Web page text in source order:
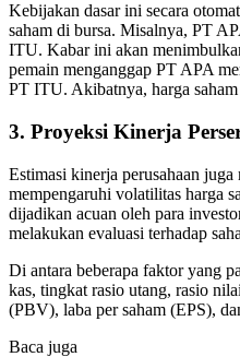
Kebijakan dasar ini secara
saham di bursa. Misalnya, PT
ITU. Kabar ini akan
pemain menganggap PT APA
PT ITU. Akibatnya, harga
3. Proyeksi Kinerja
Estimasi kinerja perusahaan
mempengaruhi volatilitas harga
dijadikan acuan oleh para
melakukan evaluasi terhadap
Di antara beberapa faktor yang
kas, tingkat rasio utang, rasio
(PBV), laba per saham (EPS),
Baca juga